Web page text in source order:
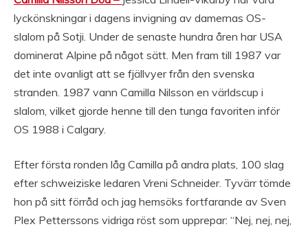
lyckönskningar i dagens invigning av damernas OS-
slalom på Sotji. Under de senaste hundra åren har USA
dominerat Alpine på något sätt. Men fram till 1987 var
det inte ovanligt att se fjällvyer från den svenska
stranden. 1987 vann Camilla Nilsson en världscup i
slalom, vilket gjorde henne till den tunga favoriten inför
OS 1988 i Calgary.
Efter första ronden låg Camilla på andra plats, 100 slag
efter schweiziske ledaren Vreni Schneider. Tyvärr tömde
hon på sitt förråd och jag hemsöks fortfarande av Sven
Plex Petterssons vidriga röst som upprepar: “Nej, nej, nej,